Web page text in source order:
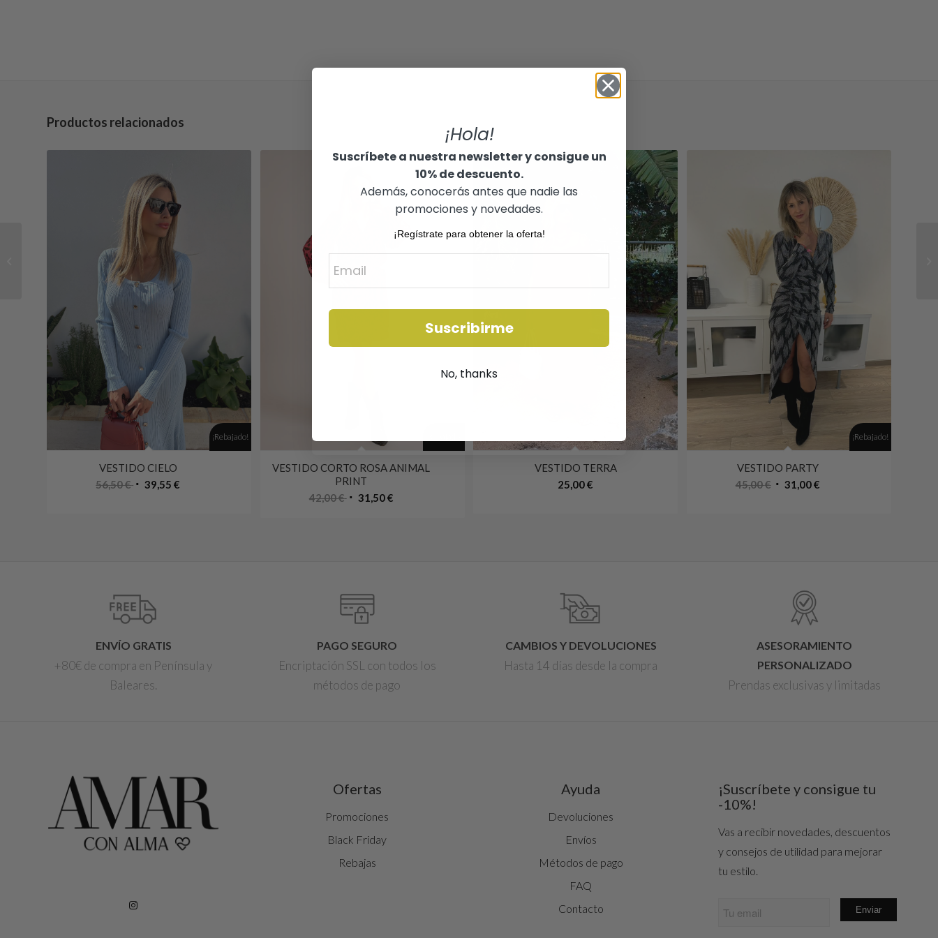
Productos relacionados
VESTIDO CIELO
56,50€ 39,55€
¡Rebajado!
VESTIDO CORTO ROSA ANIMAL
PRINT
42,00€ 31,50€
VESTIDO TERRA
25,00€
VESTIDO PARTY
45,00€ El 31,00€El
¡Rebajado!
ENVÍO GRATIS
+80€ de compra en Península y
Baleares.
PAGO SEGURO
Encriptación SSL con todos los
métodos de pago
CAMBIOS Y DEVOLUCIONES
Hasta 14 días desde la compra
ASESORAMIENTO
PERSONALIZADO
Prendas exclusivas y limitadas
Ofertas
Promociones
Black Friday
Rebajas
Ayuda
Devoluciones
Envíos
Métodos de pago
FAQ
Contacto
¡Suscríbete y consigue tu
-10%!
Vas a recibir novedades, descuentos
y consejos de utilidad para mejorar
tu estilo.
¡Hola!
Suscríbete a nuestra newsletter y consigue un
10% de descuento.
Además, conocerás antes que nadie las
promociones y novedades.
¡Regístrate para obtener la oferta!
Suscribirme
No, thanks